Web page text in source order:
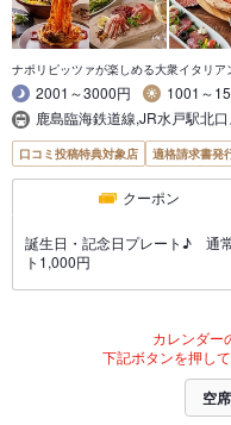
ナポリピッツァが楽しめる大衆イタリア
2001～3000円
1001～
鹿島臨海鉄道線,JR水戸駅北
口コミ投稿特典対象店 適格請求書発
クーポン
誕生日・記念日プレート♪ 通
ト1,000円
カレンダー
下記ボタンを押し
空